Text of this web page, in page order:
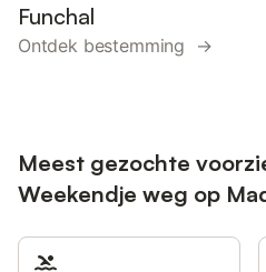
Funchal
Ontdek bestemming →
Meest gezochte
Weekendje weg op